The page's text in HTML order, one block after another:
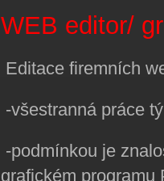
WEB editor/
Editace firemních
-všestranná práce
-podmínkou je
grafickém programu